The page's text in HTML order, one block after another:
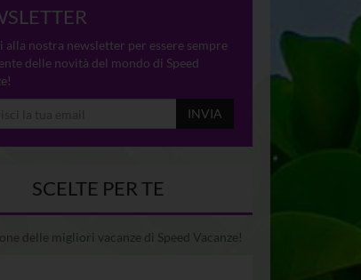
alla nostra newsletter per essere sempre
delle novità del mondo di Speed
INVIA
SCELTE PER TE
delle migliori vacanze di Speed Vacanze!